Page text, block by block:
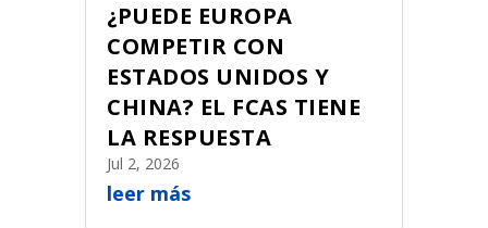
¿PUEDE EUROPA
COMPETIR CON
ESTADOS UNIDOS Y
CHINA? EL FCAS TIENE
LA RESPUESTA
Jul 2, 2026
leer más